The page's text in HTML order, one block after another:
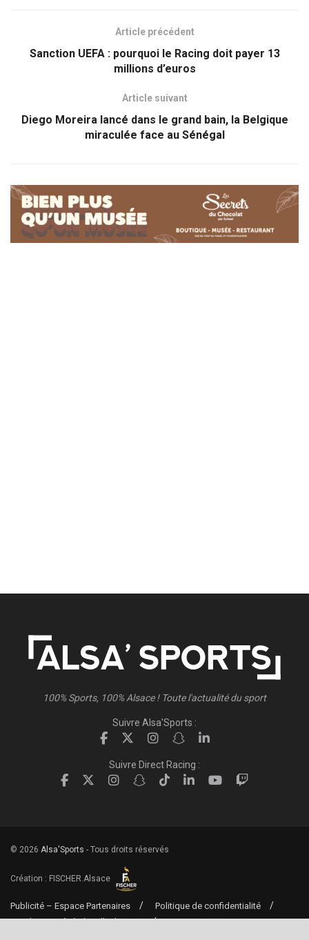
Article précédent
Sanction UEFA : pourquoi le Racing doit payer 13
millions d’euros
Article suivant
Diego Moreira lancé dans le grand bain, la Belgique
miraculée face au Sénégal
100% Sports, 100% Alsace ! Toute l'actualité du sport
Suivre Alsa'Sports :
Suivre Direct Racing :
© 2026 Alsa'Sports - Tous droits réservés
Création : FISCHER.Alsace
Publicité – Espace Partenaires
Politique de confidentialité
Conditions générales d’utilisation